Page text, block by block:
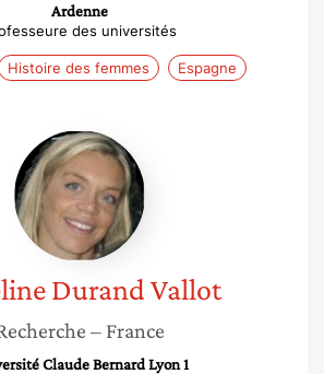
Ardenne
des universités
Histoire des femmes Espagne
Angeline
Durand
Vallot
Durand Vallot
– France
Claude Bernard Lyon 1